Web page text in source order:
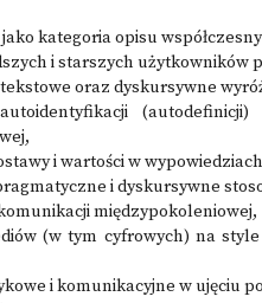
kategoria opisu
i starszych
oraz dyskursywne
i wartości w
i dyskursywne
międzypokoleniowej,
(w tym cyfrowych) na
i komunikacyjne w ujęciu